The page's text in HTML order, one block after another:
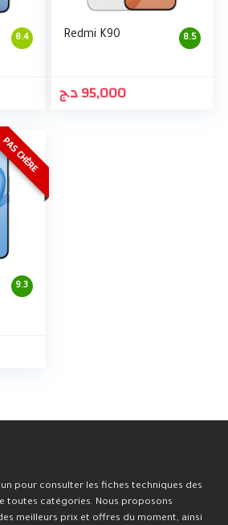
8.4 8.5
Redmi K90
95,000د.ج
CHÈRE
9.3
pour consulter les fiches techniques des
toutes catégories. Nous proposons
meilleurs prix et offres du moment, ainsi